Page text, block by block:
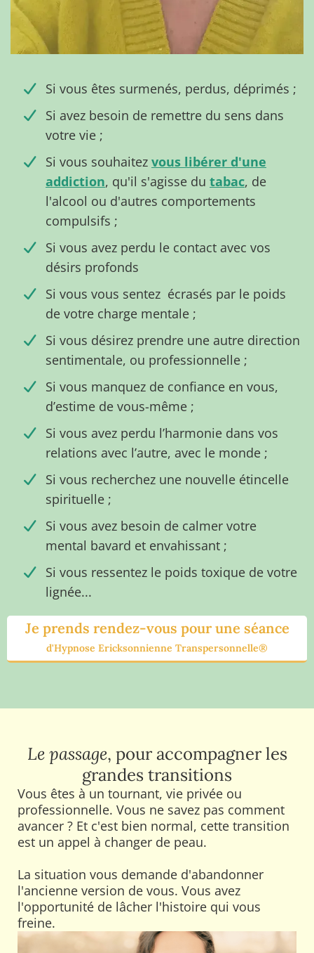
Si vous êtes surmenés, perdus, déprimés ;
Si avez besoin de remettre du sens dans
votre vie ;
Si vous souhaitez vous libérer d'une
addiction, qu'il s'agisse du tabac, de
l'alcool ou d'autres comportements
compulsifs ;
Si vous avez perdu le contact avec vos
désirs profonds
Si vous vous sentez écrasés par le poids
de votre charge mentale ;
Si vous désirez prendre une autre direction
sentimentale, ou professionnelle ;
Si vous manquez de confiance en vous,
d’estime de vous-même ;
Si vous avez perdu l’harmonie dans vos
relations avec l’autre, avec le monde ;
Si vous recherchez une nouvelle étincelle
spirituelle ;
Si vous avez besoin de calmer votre
mental bavard et envahissant ;
Si vous ressentez le poids toxique de votre
lignée...
Je prends rendez-vous pour une séance
d'Hypnose Ericksonnienne Transpersonnelle®
Le passage, pour accompagner les
grandes transitions
Vous êtes à un tournant, vie privée ou
professionnelle. Vous ne savez pas comment
avancer ? Et c'est bien normal, cette transition
est un appel à changer de peau.
La situation vous demande d'abandonner
l'ancienne version de vous. Vous avez
l'opportunité de lâcher l'histoire qui vous
freine.